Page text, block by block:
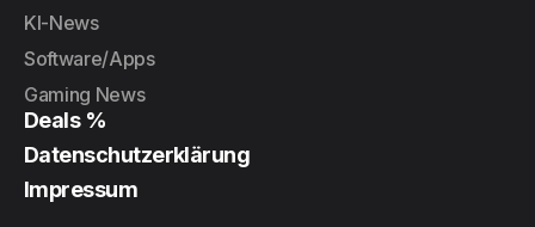
KI-News
Software/Apps
Gaming News
Deals %
Datenschutzerklärung
Impressum